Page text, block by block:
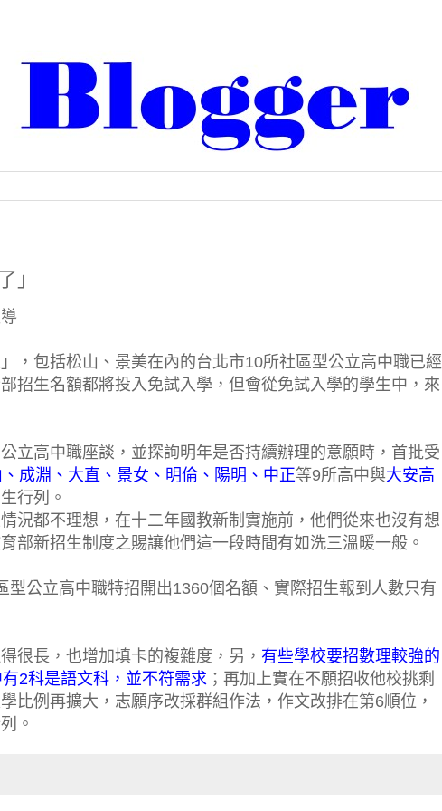
」
，包括松山、景美在內的台北市10所社區型公立高中職已經
招生名額都將投入免試入學，但會從免試入學的學生中，來
立高中職座談，並探詢明年是否持續辦理的意願時，首批受
成淵、大直、景女、明倫、陽明、中正等9所高中與大安高
行列。
況都不理想，在十二年國教新制實施前，他們從來也沒有想
部新招生制度之賜讓他們這一段時間有如洗三溫暖一般。
公立高中職特招開出1360個名額、實際招生報到人數只有
很長，也增加填卡的複雜度，另， 有些學校要招數理較強的
2科是語文科，並不符需求 ；再加上實在不願招收他校挑剩
比例再擴大，志願序改採群組作法，作文改排在第6順位，
。